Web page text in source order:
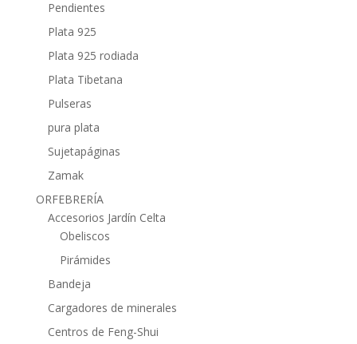
Pendientes
Plata 925
Plata 925 rodiada
Plata Tibetana
Pulseras
pura plata
Sujetapáginas
Zamak
ORFEBRERÍA
Accesorios Jardín Celta
Obeliscos
Pirámides
Bandeja
Cargadores de minerales
Centros de Feng-Shui